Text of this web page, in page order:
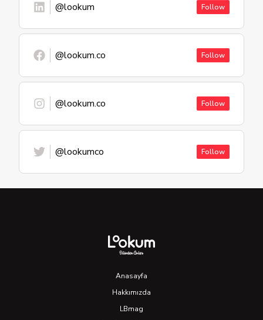
@lookum Follow
@lookum.co Follow
@lookum.co Follow
@lookumco Follow
Anasayfa
Hakkımızda
LBmag